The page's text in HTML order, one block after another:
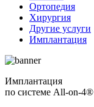
Ортопедия
Хирургия
Другие услуги
Имплантация
Имплантация
по системе All-on-4®